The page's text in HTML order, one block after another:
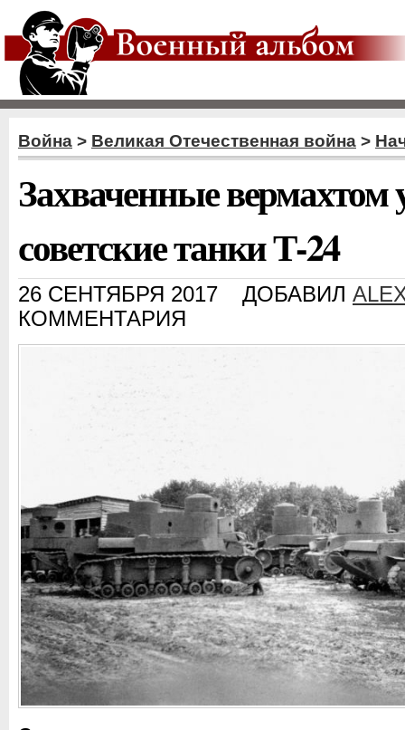
Война > Великая Отечественная война >
Захваченные вермахтом
советские танки Т-24
26 СЕНТЯБРЯ 2017 ДОБАВИЛ
КОММЕНТАРИЯ